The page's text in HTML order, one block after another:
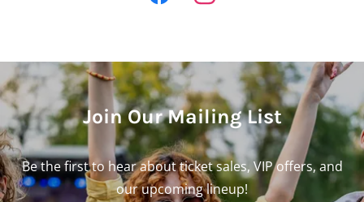
Join Our Mailing List
Be the first to hear about ticket sales, VIP offers, and
our upcoming lineup!